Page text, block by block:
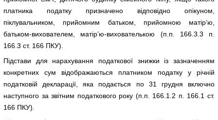
платника податку призначено відповідно опікуном,
піклувальником, прийомним батьком, прийомною матір’ю,
батьком-вихователем, матір’ю-вихователькою (п.п. 166.3.3 п.
166.3 ст. 166 ПКУ).
Підстави для нарахування податкової знижки із зазначенням
конкретних сум відображаються платником податку у річній
податковій декларації, яка подається по 31 грудня включно
наступного за звітним податкового року (п.п. 166.1.2 п. 166.1 ст.
166 ПКУ).